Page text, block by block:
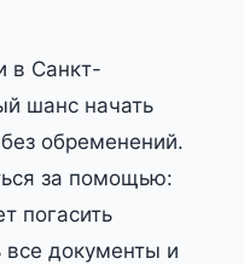
в Санкт-
шанс начать
обременений.
за помощью:
погасить
документы и